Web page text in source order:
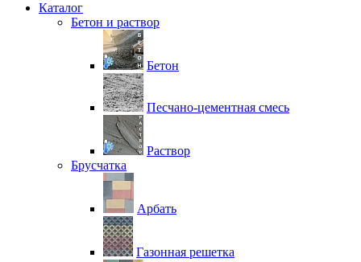
Каталог
Бетон и раствор
Бетон
Песчано-цементная смесь
Раствор
Брусчатка
Арбать
Газонная решетка